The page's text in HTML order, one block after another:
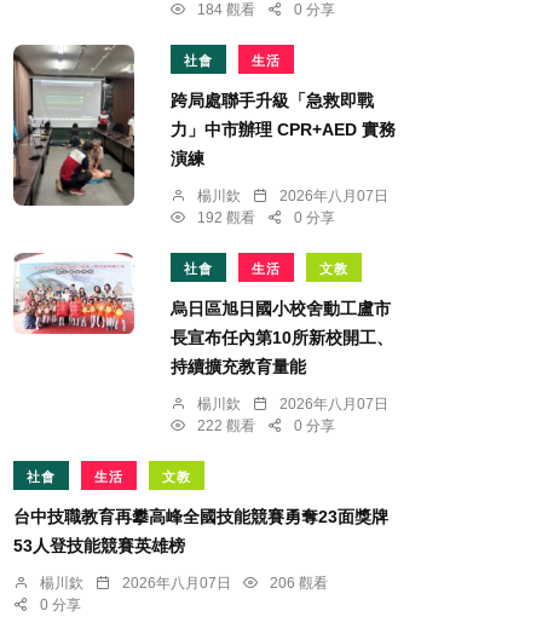
184 觀看
0 分享
社會 生活
跨局處聯手升級「急救即戰
力」中市辦理 CPR+AED 實務
演練
楊川欽
2026年八月07日
192 觀看
0 分享
社會 生活 文教
烏日區旭日國小校舍動工盧市
長宣布任內第10所新校開工、
持續擴充教育量能
楊川欽
2026年八月07日
222 觀看
0 分享
社會 生活 文教
台中技職教育再攀高峰全國技能競賽勇奪23面獎牌
53人登技能競賽英雄榜
楊川欽 2026年八月07日
206 觀看
0 分享